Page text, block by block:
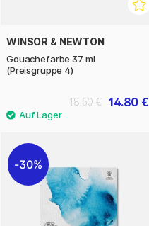
WINSOR & NEWTON
Gouachefarbe 37 ml
(Preisgruppe 4)
14.80 €
18.50 €
30%